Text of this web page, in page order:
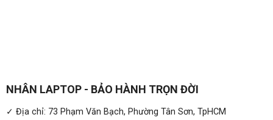
NHÂN LAPTOP - BẢO HÀNH TRỌN ĐỜI
✓ Địa chỉ: 73 Phạm Văn Bạch, Phường Tân Sơn, TpHCM